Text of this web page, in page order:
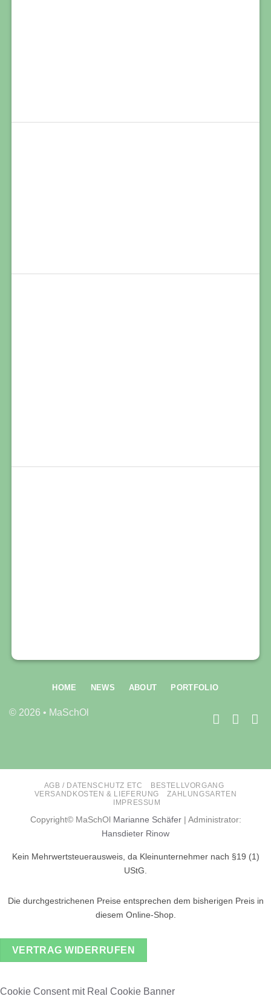
© 2026 • MaSchOl
HOME NEWS ABOUT PORTFOLIO
AGB / DATENSCHUTZ ETC
BESTELLVORGANG
VERSANDKOSTEN & LIEFERUNG
ZAHLUNGSARTEN
IMPRESSUM
Copyright© MaSchOl Marianne Schäfer| Administrator:
Hansdieter Rinow
Kein Mehrwertsteuerausweis, da Kleinunternehmer nach §19 (1)
UStG.
Die durchgestrichenen Preise entsprechen dem bisherigen Preis in
diesem Online-Shop.
VERTRAG WIDERRUFEN
Cookie Consent mit Real Cookie Banner